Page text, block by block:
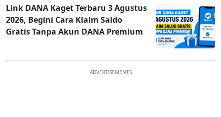
Link DANA Kaget Terbaru 3 Agustus
2026, Begini Cara Klaim Saldo
Gratis Tanpa Akun DANA Premium
ADVERTISEMENTS